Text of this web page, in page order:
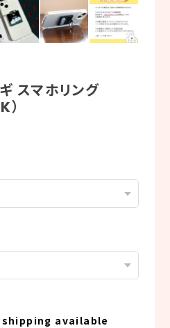
スマホリング
available